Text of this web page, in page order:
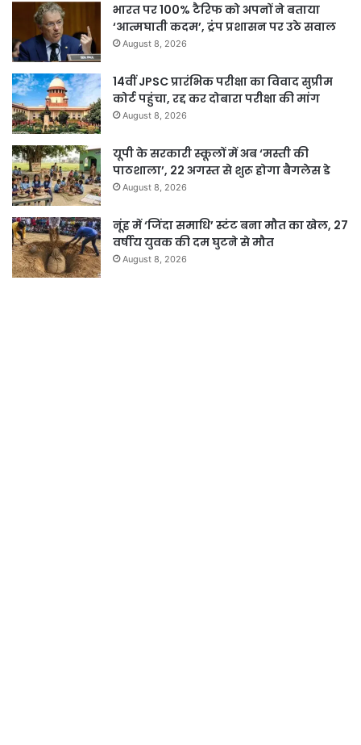
भारत पर 100% टैरिफ को अपनों ने बताया
‘आत्मघाती कदम’, ट्रंप प्रशासन पर उठे सवाल
August 8, 2026
14वीं JPSC प्रारंभिक परीक्षा का विवाद सुप्रीम
कोर्ट पहुंचा, रद्द कर दोबारा परीक्षा की मांग
August 8, 2026
यूपी के सरकारी स्कूलों में अब ‘मस्ती की
पाठशाला’, 22 अगस्त से शुरू होगा बैगलेस डे
August 8, 2026
नूंह में ‘जिंदा समाधि’ स्टंट बना मौत का खेल, 27
वर्षीय युवक की दम घुटने से मौत
August 8, 2026